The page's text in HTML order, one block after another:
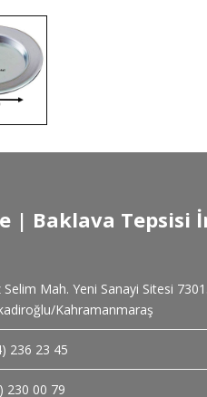
| Baklava Tepsisi
Selim Mah. Yeni Sanayi Sitesi
Kahramanmaraş
236 23 45
230 00 79